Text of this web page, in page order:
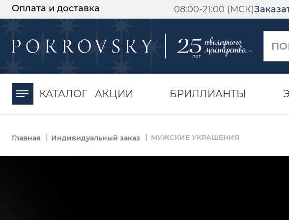
Оплата и доставка 08:00-21:00 (МСК)
КАТАЛОГ АКЦИИ БРИЛЛИАНТЫ
Главная | Индивидуальный заказ МУЖСКИЕ УКРАШЕНИЯ
-30%
момента оплаты